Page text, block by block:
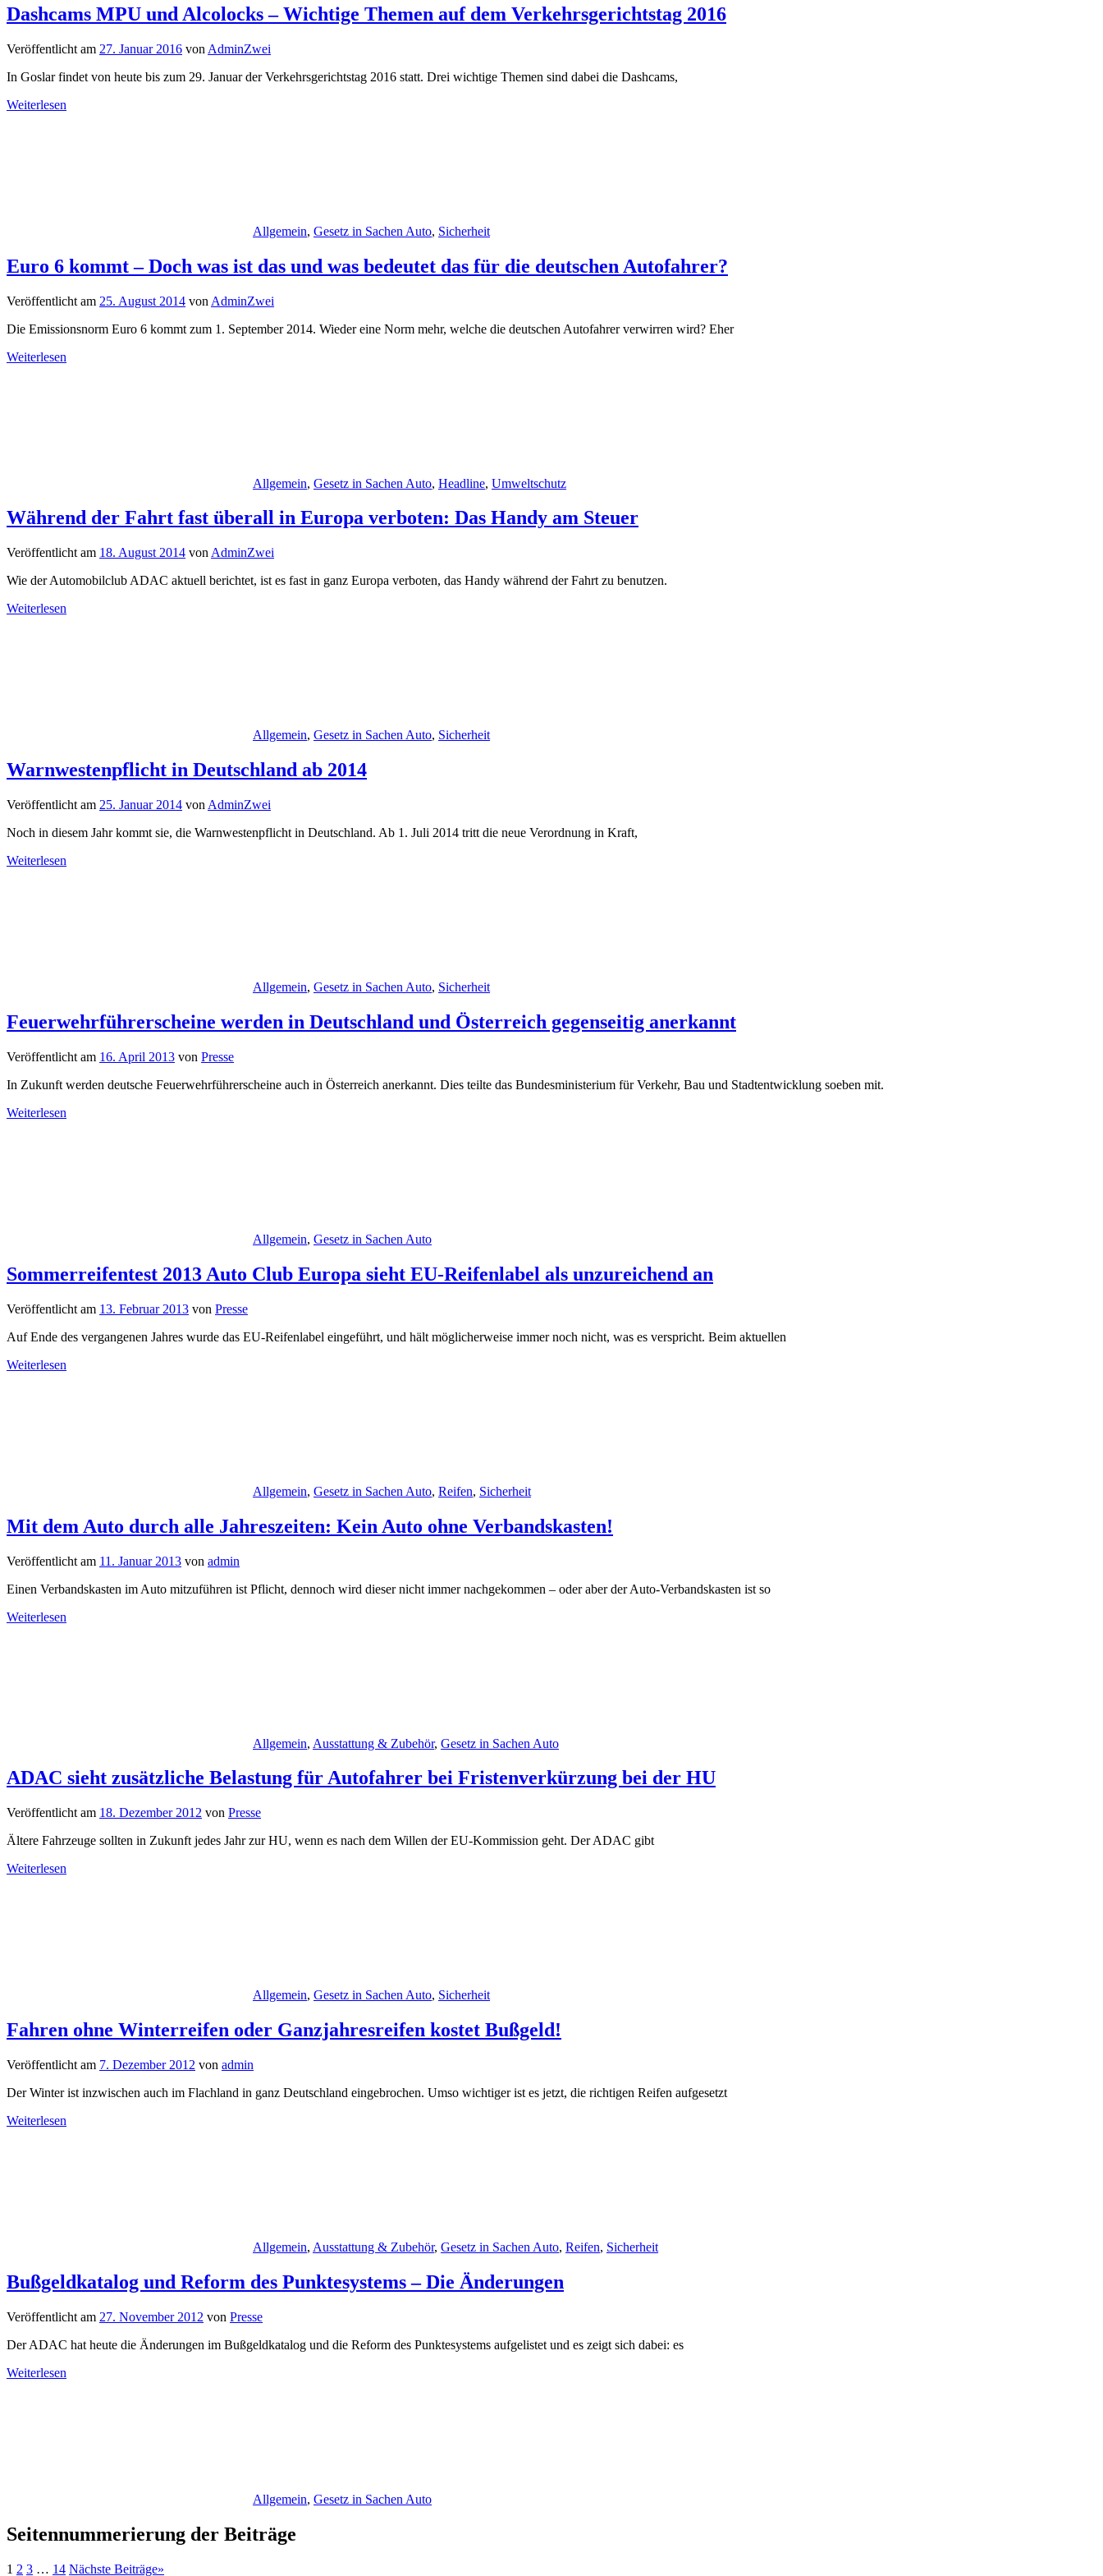
Dashcams MPU und Alcolocks – Wichtige Themen auf dem Verkehrsgerichtstag 2016
Veröffentlicht am 27. Januar 2016 von AdminZwei
In Goslar findet von heute bis zum 29. Januar der Verkehrsgerichtstag 2016 statt. Drei wichtige Themen sind dabei die Dashcams,
Weiterlesen
Allgemein, Gesetz in Sachen Auto, Sicherheit
Euro 6 kommt – Doch was ist das und was bedeutet das für die deutschen Autofahrer?
Veröffentlicht am 25. August 2014 von AdminZwei
Die Emissionsnorm Euro 6 kommt zum 1. September 2014. Wieder eine Norm mehr, welche die deutschen Autofahrer verwirren wird? Eher
Weiterlesen
Allgemein, Gesetz in Sachen Auto, Headline, Umweltschutz
Während der Fahrt fast überall in Europa verboten: Das Handy am Steuer
Veröffentlicht am 18. August 2014 von AdminZwei
Wie der Automobilclub ADAC aktuell berichtet, ist es fast in ganz Europa verboten, das Handy während der Fahrt zu benutzen.
Weiterlesen
Allgemein, Gesetz in Sachen Auto, Sicherheit
Warnwestenpflicht in Deutschland ab 2014
Veröffentlicht am 25. Januar 2014 von AdminZwei
Noch in diesem Jahr kommt sie, die Warnwestenpflicht in Deutschland. Ab 1. Juli 2014 tritt die neue Verordnung in Kraft,
Weiterlesen
Allgemein, Gesetz in Sachen Auto, Sicherheit
Feuerwehrführerscheine werden in Deutschland und Österreich gegenseitig anerkannt
Veröffentlicht am 16. April 2013 von Presse
In Zukunft werden deutsche Feuerwehrführerscheine auch in Österreich anerkannt. Dies teilte das Bundesministerium für Verkehr, Bau und Stadtentwicklung soeben mit.
Weiterlesen
Allgemein, Gesetz in Sachen Auto
Sommerreifentest 2013 Auto Club Europa sieht EU-Reifenlabel als unzureichend an
Veröffentlicht am 13. Februar 2013 von Presse
Auf Ende des vergangenen Jahres wurde das EU-Reifenlabel eingeführt, und hält möglicherweise immer noch nicht, was es verspricht. Beim aktuellen
Weiterlesen
Allgemein, Gesetz in Sachen Auto, Reifen, Sicherheit
Mit dem Auto durch alle Jahreszeiten: Kein Auto ohne Verbandskasten!
Veröffentlicht am 11. Januar 2013 von admin
Einen Verbandskasten im Auto mitzuführen ist Pflicht, dennoch wird dieser nicht immer nachgekommen – oder aber der Auto-Verbandskasten ist so
Weiterlesen
Allgemein, Ausstattung & Zubehör, Gesetz in Sachen Auto
ADAC sieht zusätzliche Belastung für Autofahrer bei Fristenverkürzung bei der HU
Veröffentlicht am 18. Dezember 2012 von Presse
Ältere Fahrzeuge sollten in Zukunft jedes Jahr zur HU, wenn es nach dem Willen der EU-Kommission geht. Der ADAC gibt
Weiterlesen
Allgemein, Gesetz in Sachen Auto, Sicherheit
Fahren ohne Winterreifen oder Ganzjahresreifen kostet Bußgeld!
Veröffentlicht am 7. Dezember 2012 von admin
Der Winter ist inzwischen auch im Flachland in ganz Deutschland eingebrochen. Umso wichtiger ist es jetzt, die richtigen Reifen aufgesetzt
Weiterlesen
Allgemein, Ausstattung & Zubehör, Gesetz in Sachen Auto, Reifen, Sicherheit
Bußgeldkatalog und Reform des Punktesystems – Die Änderungen
Veröffentlicht am 27. November 2012 von Presse
Der ADAC hat heute die Änderungen im Bußgeldkatalog und die Reform des Punktesystems aufgelistet und es zeigt sich dabei: es
Weiterlesen
Allgemein, Gesetz in Sachen Auto
Seitennummerierung der Beiträge
1 2 3 … 14 Nächste Beiträge»